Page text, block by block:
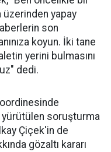
üzerinden yapay
son
koyun. İki tane
yerini bulmasını
dedi.
soruşturma
Çiçek'in de
gözaltı kararı